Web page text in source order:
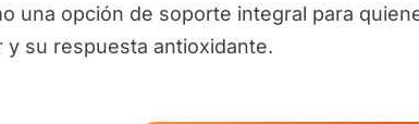
una opción de soporte integral para
su respuesta antioxidante.